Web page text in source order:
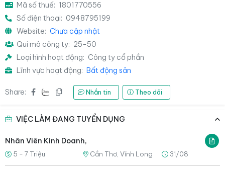
Mã số thuế: 1801770556
Số điện thoại: 0948795199
Website: Chưa cập nhật
Qui mô công ty: 25-50
Loại hình hoạt động: Công ty cổ phần
Lĩnh vực hoạt động: Bất động sản
Share: Nhắn tin Theo dõi
VIỆC LÀM ĐANG TUYỂN DỤNG
Nhân Viên Kinh Doanh,
5 - 7 Triệu Cần Thơ, Vĩnh Long 31/08